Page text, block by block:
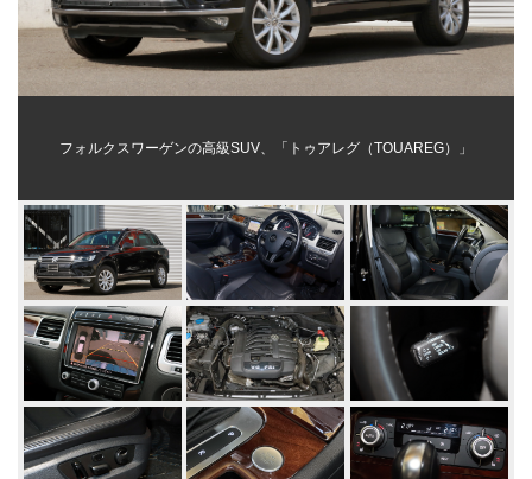
フォルクスワーゲンの高級SUV、「トゥアレグ（TOUAREG）」